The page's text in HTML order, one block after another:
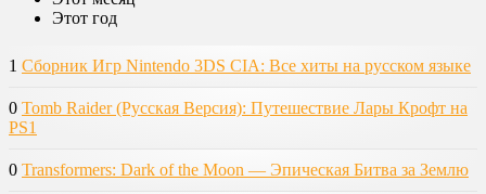
Этот год
1 Сборник Игр Nintendo 3DS CIA: Все хиты на русском языке
0 Tomb Raider (Русская Версия): Путешествие Лары Крофт на
PS1
0 Transformers: Dark of the Moon — Эпическая Битва за Землю